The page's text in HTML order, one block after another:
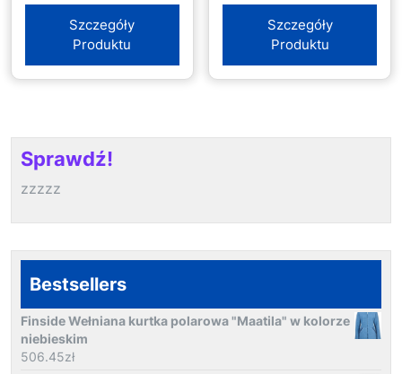
Szczegóły
Produktu
Szczegóły
Produktu
Sprawdź!
zzzzz
Bestsellers
Finside Wełniana kurtka polarowa "Maatila" w kolorze
niebieskim
506.45zł